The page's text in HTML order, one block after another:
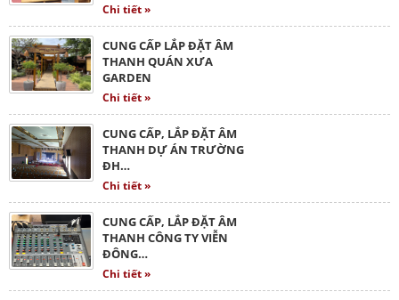
Chi tiết »
CUNG CẤP LẮP ĐẶT ÂM
THANH QUÁN XƯA
GARDEN
Chi tiết »
CUNG CẤP, LẮP ĐẶT ÂM
THANH DỰ ÁN TRƯỜNG
ĐH…
Chi tiết »
CUNG CẤP, LẮP ĐẶT ÂM
THANH CÔNG TY VIỄN
ĐÔNG…
Chi tiết »